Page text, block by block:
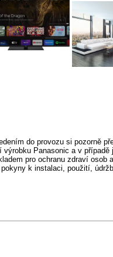
do provozu si pozorně
Panasonic a v případě
pro ochranu zdraví osob
k instalaci, použití,